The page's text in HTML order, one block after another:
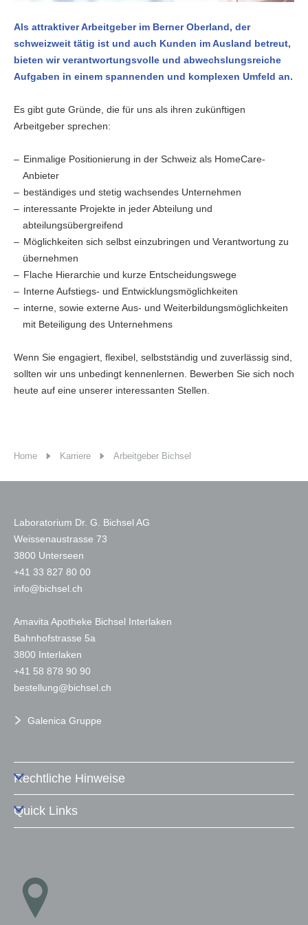
Als attraktiver Arbeitgeber im Berner Oberland, der
schweizweit tätig ist und auch Kunden im Ausland betreut,
bieten wir verantwortungsvolle und abwechslungsreiche
Aufgaben in einem spannenden und komplexen Umfeld an.
Es gibt gute Gründe, die für uns als ihren zukünftigen
Arbeitgeber sprechen:
Einmalige Positionierung in der Schweiz als HomeCare-
Anbieter
beständiges und stetig wachsendes Unternehmen
interessante Projekte in jeder Abteilung und
abteilungsübergreifend
Möglichkeiten sich selbst einzubringen und Verantwortung zu
übernehmen
Flache Hierarchie und kurze Entscheidungswege
Interne Aufstiegs- und Entwicklungsmöglichkeiten
interne, sowie externe Aus- und Weiterbildungsmöglichkeiten
mit Beteiligung des Unternehmens
Wenn Sie engagiert, flexibel, selbstständig und zuverlässig sind,
sollten wir uns unbedingt kennenlernen. Bewerben Sie sich noch
heute auf eine unserer interessanten Stellen.
Home Karriere Arbeitgeber Bichsel
Laboratorium Dr. G. Bichsel AG
Weissenaustrasse 73
3800 Unterseen
+41 33 827 80 00
nf
b chs l ch
Amavita Apotheke Bichsel Interlaken
Bahnhofstrasse 5a
3800 Interlaken
+41 58 878 90 90
b st ll ng b chs l ch
Galenica Gruppe
Rechtliche Hinweise
Quick Links